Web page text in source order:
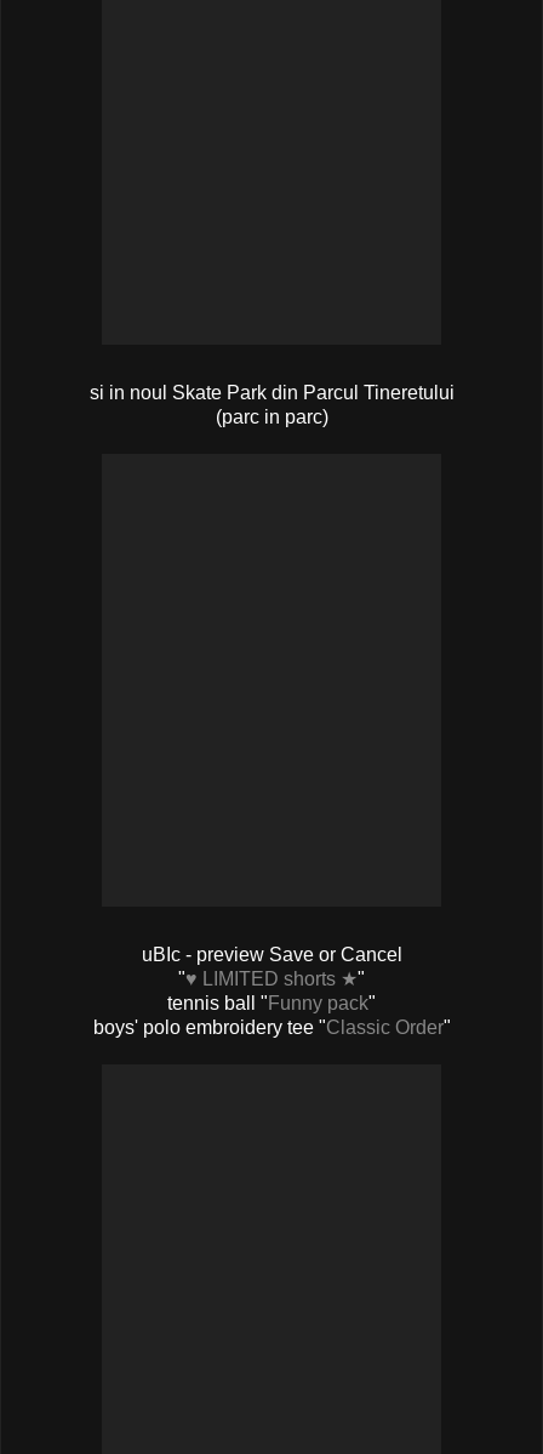
si in noul Skate Park din Parcul Tineretului
(parc in parc)
uBIc - preview Save or Cancel
"♥ LIMITED shorts ★"
tennis ball " Funny pack"
boys' polo embroidery tee "Classic Order"